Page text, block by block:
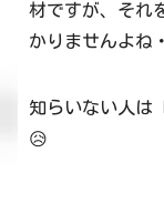
材ですが、それ
かりませんよね
知らいない人は
😥